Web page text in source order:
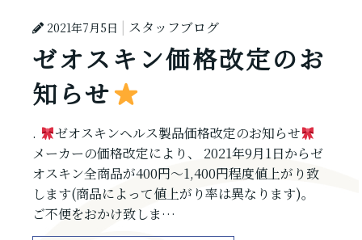
2021年7月5日 スタッフブログ
ゼオスキン価格改定のお
知らせ
.
ゼオスキンヘルス製品価格改定のお知らせ
メーカーの価格改定により、 2021年9月1日からゼ
オスキン全商品が400円〜1,400円程度値上がり致
します(商品によって値上がり率は異なります)。
ご不便をおかけ致しま…